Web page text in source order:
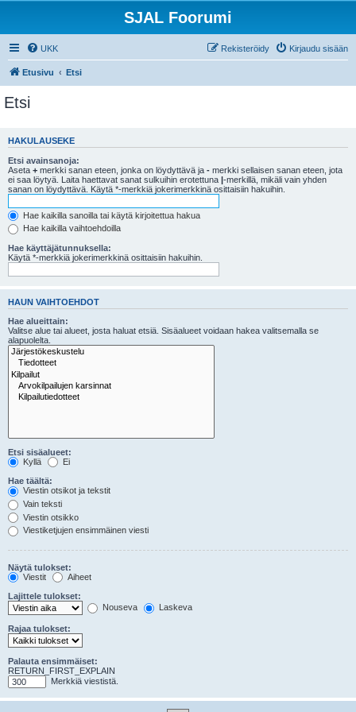
SJAL Foorumi
UKK Kirjaudu sisään
Rekisteröidy
Etusivu Etsi
Etsi
HAKULAUSEKE
Etsi avainsanoja:
Aseta + merkki sanan eteen, jonka on löydyttävä ja - merkki sellaisen sanan eteen, jota
ei saa löytyä. Laita haettavat sanat sulkuihin erotettuna |-merkillä, mikäli vain yhden
sanan on löydyttävä. Käytä *-merkkiä jokerimerkkinä osittaisiin hakuihin.
Hae kaikilla sanoilla tai käytä kirjoitettua hakua
Hae kaikilla vaihtoehdoilla
Hae käyttäjätunnuksella:
Käytä *-merkkiä jokerimerkkinä osittaisiin hakuihin.
HAUN VAIHTOEHDOT
Hae alueittain:
Valitse alue tai alueet, josta haluat etsiä. Sisäalueet voidaan hakea valitsemalla se
alapuolelta.
Etsi sisäalueet:
Kyllä
Ei
Hae täältä:
Viestin otsikot ja tekstit
Vain teksti
Viestin otsikko
Viestiketjujen ensimmäinen viesti
Näytä tulokset:
Viestit
Aiheet
Lajittele tulokset:
Nouseva
Laskeva
Rajaa tulokset:
Palauta ensimmäiset:
RETURN_FIRST_EXPLAIN
Merkkiä viestistä.